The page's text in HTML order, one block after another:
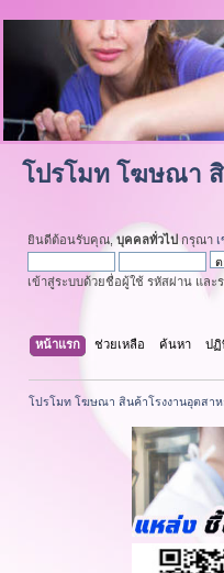
โปรโมท โฆษณา
ยินดีต้อนรับคุณ,บุคคลทั่วไปกรุณา
เข้าสู่ระบบด้วยชื่อผู้ใช้ รหัสผ่าน และ
หน้าแรก ช่วยเหลือ ค้นหา ป
โปรโมท โฆษณา สินค้าโรงงานอุตสาห